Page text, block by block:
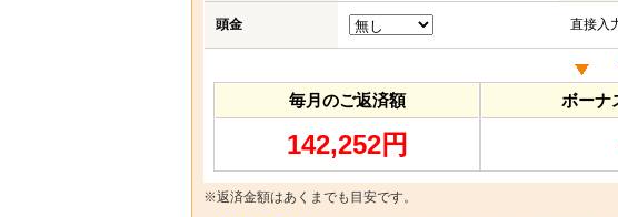
頭金 直接入
毎月のご返済額
142,252円
ボーナ
※返済金額はあくまでも目安です。